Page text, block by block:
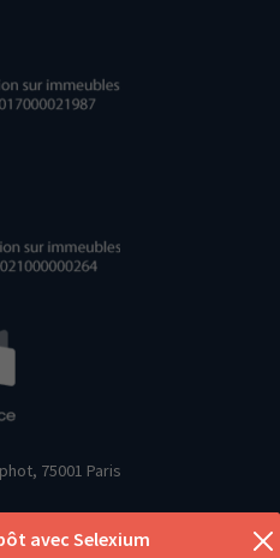
avec Selexium
75001 Paris